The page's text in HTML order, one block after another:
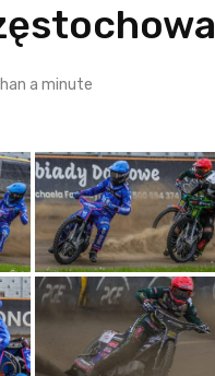
a minute